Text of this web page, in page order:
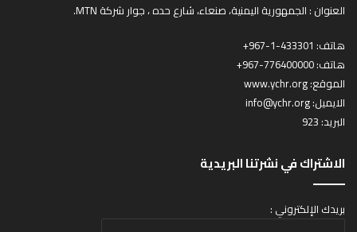
العنوان : الجمهورية اليمنية، صنعاء، شارع حده ، جوار شركة MTN.
هاتف: 433301-1-967+
هاتف:776400000-967+
الموقع:www.ychr.org
الايميل:info@ychr.org
البريد: 923
الاشتراك في نشرتنا البريدية
بريدك الإلكتروني :